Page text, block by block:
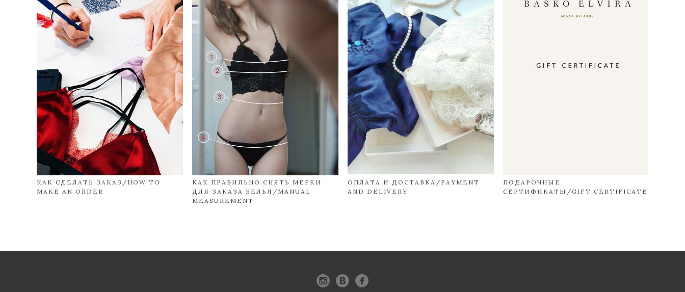
КАК СДЕЛАТЬ ЗАКАЗ/HOW TO
MAKE AN ORDER
КАК ПРАВИЛЬНО СНЯТЬ МЕРКИ
ДЛЯ ЗАКАЗА БЕЛЬЯ/MANUAL
MEASUREMENT
ОПЛАТА И ДОСТАВКА/PAYMENT
AND DELIVERY
ПОДАРОЧНЫЕ
СЕРТИФИКАТЫ/GIFT CERTIFICATE